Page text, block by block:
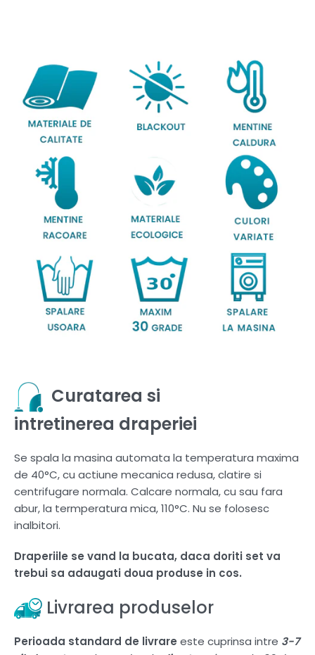
Curatarea si
intretinerea draperiei
Se spala la masina automata la temperatura maxima
de 40°C, cu actiune mecanica redusa, clatire si
centrifugare normala. Calcare normala, cu sau fara
abur, la termperatura mica, 110°C. Nu se folosesc
inalbitori.
Draperiile se vand la bucata, daca doriti set va
trebui sa adaugati doua produse in cos.
Livrarea produselor
Perioada standard de livrare este cuprinsa intre 3-7